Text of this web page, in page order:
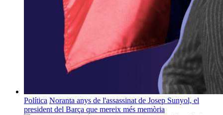
Política Noranta anys de l'assassinat de Josep Sunyol, el
president del Barça que mereix més memòria